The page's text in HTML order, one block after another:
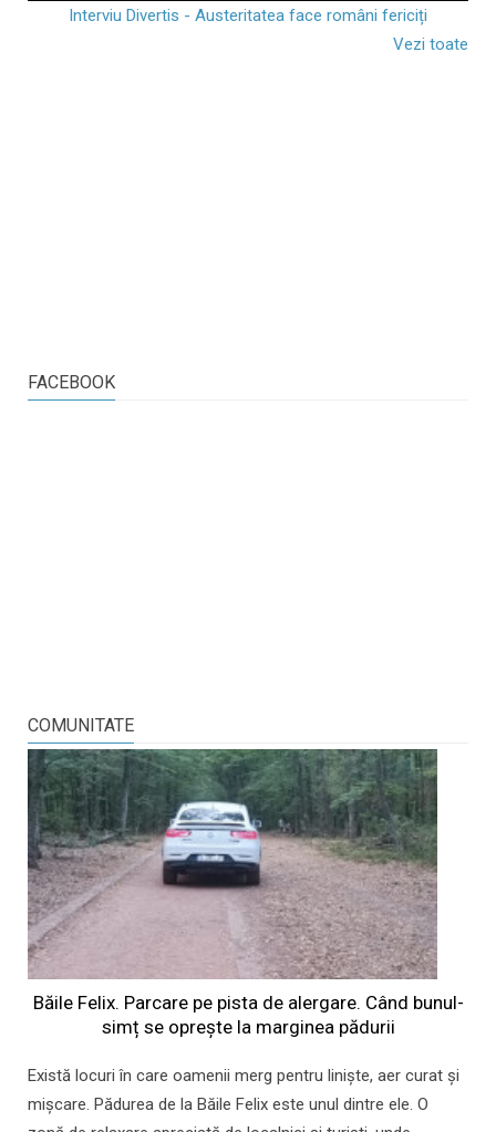
Interviu Divertis - Austeritatea face români fericiți
Vezi toate
FACEBOOK
COMUNITATE
Băile Felix. Parcare pe pista de alergare. Când bunul-
simț se oprește la marginea pădurii
Există locuri în care oamenii merg pentru liniște, aer curat și
mișcare. Pădurea de la Băile Felix este unul dintre ele. O